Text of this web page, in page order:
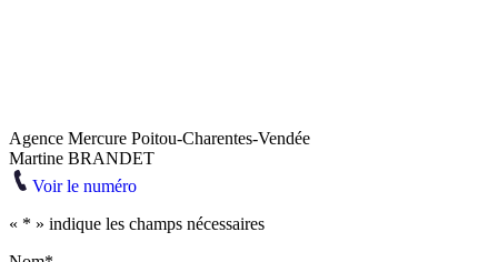
Agence Mercure Poitou-Charentes-Vendée
Martine BRANDET
Voir le numéro
« * » indique les champs nécessaires